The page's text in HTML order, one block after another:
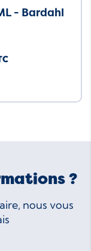
- Bardahl
?
nous vous